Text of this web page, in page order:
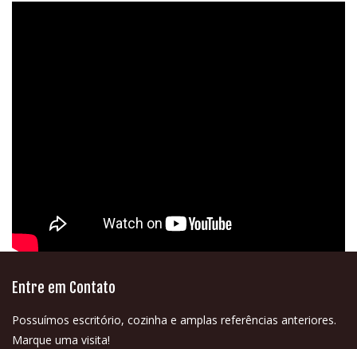
Entre em Contato
Possuímos escritório, cozinha e amplas referências anteriores.
Marque uma visita!